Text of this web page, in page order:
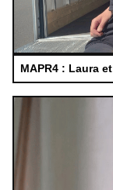
MAPR4 : Laura